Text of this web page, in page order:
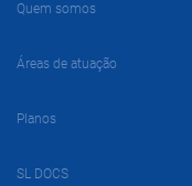
Quem somos
Áreas de atuação
Planos
SL DOCS